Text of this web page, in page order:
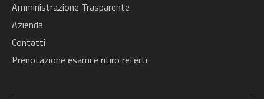
Amministrazione Trasparente
Azienda
Contatti
Prenotazione esami e ritiro referti